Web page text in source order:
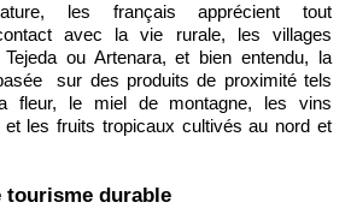
les français apprécient tout
avec la vie rurale, les villages
ou Artenara, et bien entendu, la
sur des produits de proximité tels
fleur, le miel de montagne, les vins
et les fruits tropicaux cultivés au nord et
tourisme durable